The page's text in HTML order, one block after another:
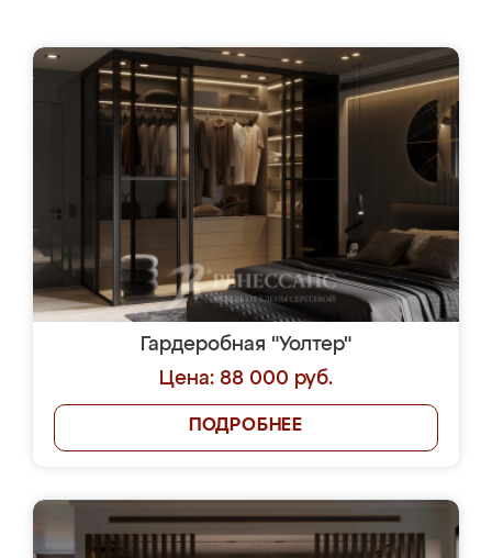
Гардеробная "Уолтер"
Цена: 88 000 руб.
ПОДРОБНЕЕ